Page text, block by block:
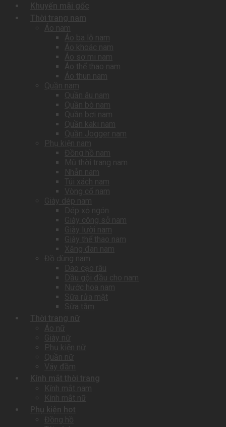
Khuyến mãi gốc
Thời trang nam
Áo nam
Áo ba lỗ nam
Áo khoác nam
Áo sơ mi nam
Áo thể thao nam
Áo thun nam
Quần nam
Quần âu nam
Quần bò nam
Quần bơi nam
Quần kaki nam
Quần Jogger nam
Phụ kiện nam
Đồng hồ nam
Mũ thời trang nam
Nhẫn nam
Túi xách nam
Vòng cổ nam
Giày dép nam
Dép xỏ ngón
Giày công sở nam
Giày lười nam
Giày thể thao nam
Xăng đan nam
Đồ dùng nam
Dao cạo râu
Dầu gội đầu cho nam
Nước hoa nam
Sữa rửa mặt
Sữa tắm
Thời trang nữ
Áo nữ
Giày nữ
Phụ kiện nữ
Váy đầm
Kính mắt thời trang
Kính mắt nam
Kính mắt nữ
Phụ kiện hot